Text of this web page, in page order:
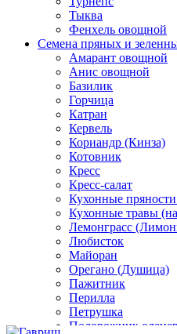
Тыква
Фенхель овощной
Семена пряных и
Амарант овощной
Анис овощной
Базилик
Горчица
Катран
Кервель
Кориандр (Кинза)
Котовник
Кресс
Кресс-салат
Кухонные
Кухонные травы
Лемонграсс
Любисток
Майоран
Орегано (Душица)
Пажитник
Перилла
Петрушка
Подорожник